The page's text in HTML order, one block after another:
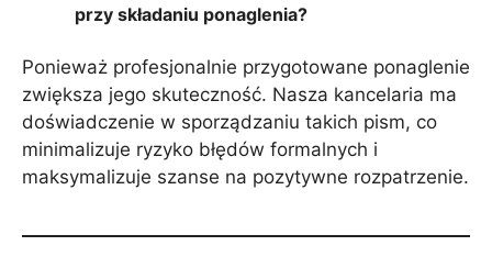
przy składaniu ponaglenia?
Ponieważ profesjonalnie przygotowane ponaglenie
zwiększa jego skuteczność. Nasza kancelaria ma
doświadczenie w sporządzaniu takich pism, co
minimalizuje ryzyko błędów formalnych i
maksymalizuje szanse na pozytywne rozpatrzenie.